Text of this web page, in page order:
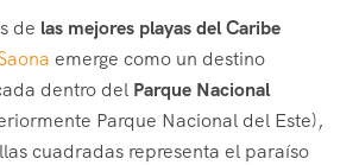
de las mejores playas del Caribe
emerge como un destino
dentro del Parque Nacional
Parque Nacional del Este),
cuadradas representa el paraíso